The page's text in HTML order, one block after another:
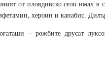
от пловдивско село имал в
хероин и канабис.
– рожбите друсат